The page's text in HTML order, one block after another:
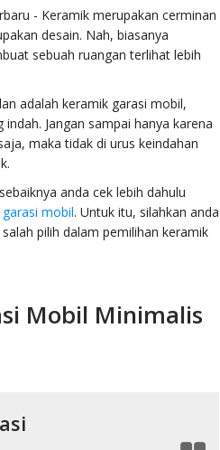
- Keramik merupakan cerminan
desain. Nah, biasanya
sebuah ruangan terlihat lebih
adalah keramik garasi mobil,
Jangan sampai hanya karena
maka tidak di urus keindahan
anda cek lebih dahulu
mobil. Untuk itu, silahkan anda
pilih dalam pemilihan keramik
Mobil Minimalis